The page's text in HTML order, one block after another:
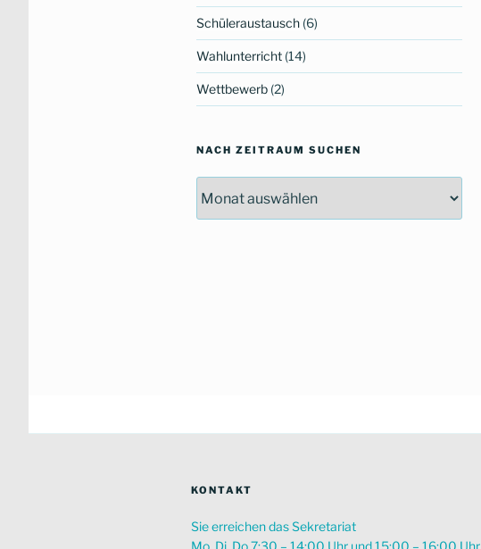
Schüleraustausch (6)
Wahlunterricht (14)
Wettbewerb (2)
NACH ZEITRAUM SUCHEN
Zeitraum
suchen
KONTAKT
Sie erreichen das Sekretariat
Mo, Di, Do 7:30 – 14:00 Uhr und 15:00 – 16:00 Uhr